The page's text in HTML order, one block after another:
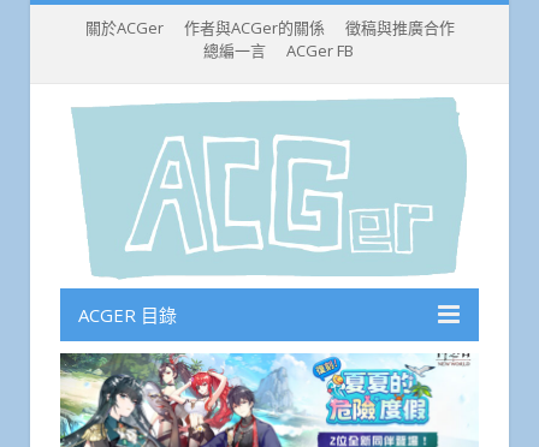
關於ACGer 作者與ACGer的關係
徵稿與推廣合作
總編一言
ACGer FB
ACGER 目錄